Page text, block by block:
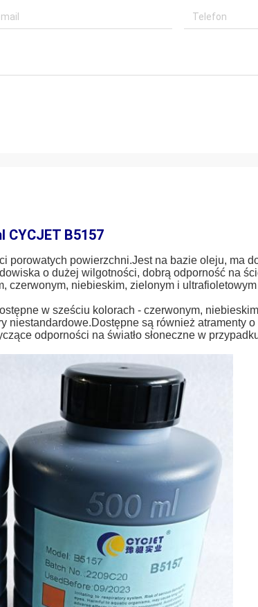
CYCJET B5157
porowatych powierzchni.Jest na bazie oleju, ma
o dużej wilgotności, dobrą odporność na
czerwonym, niebieskim, zielonym i ultrafioletowym
w sześciu kolorach - czerwonym,
niestandardowe.Dostępne są również atramenty
odporności na światło słoneczne w